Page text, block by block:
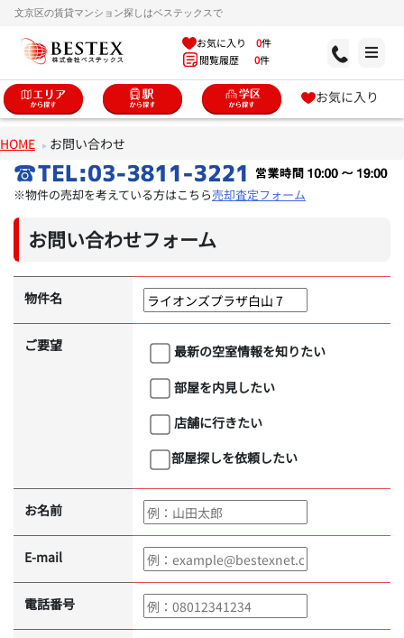
文京区の賃貸マンション探しはベステックスで
お気に入り 0件
閲覧履歴 0件
お気に入り
HOME お問い合わせ
※物件の売却を考えている方はこちら売却査定フォーム
お問い合わせフォーム
物件名
ご要望
最新の空室情報を知りたい
部屋を内見したい
店舗に行きたい
部屋探しを依頼したい
お名前
E-mail
電話番号